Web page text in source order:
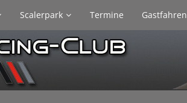
Scalerpark Termine Gastfahren